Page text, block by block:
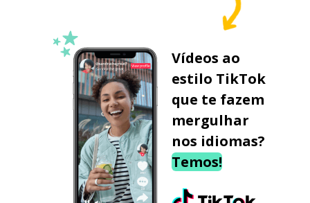
Vídeos ao
estilo TikTok
que te fazem
mergulhar
nos idiomas?
Temos!